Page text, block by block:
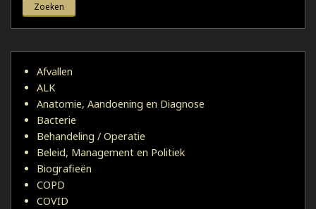
Afvallen
ALK
Anatomie, Aandoening en Diagnose
Bacterie
Behandeling / Operatie
Beleid, Management en Politiek
Biografieën
COPD
COVID